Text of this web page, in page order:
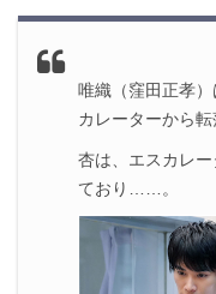
3.
唯織（窪田正孝
カレーターから転
杏は、エスカレ
ており……。